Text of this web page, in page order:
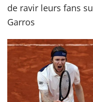
de ravir leurs fans
Garros